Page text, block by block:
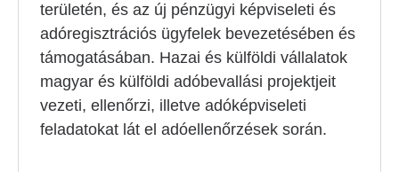
területén, és az új pénzügyi képviseleti és
adóregisztrációs ügyfelek bevezetésében és
támogatásában. Hazai és külföldi vállalatok
magyar és külföldi adóbevallási projektjeit
vezeti, ellenőrzi, illetve adóképviseleti
feladatokat lát el adóellenőrzések során.